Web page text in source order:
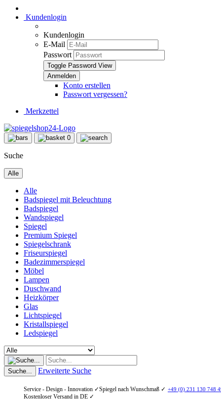
Kundenlogin
Kundenlogin
E-Mail
Passwort
Toggle Password View
Konto erstellen
Passwort vergessen?
Merkzettel
0
Suche
Alle
Alle
Badspiegel mit Beleuchtung
Badspiegel
Wandspiegel
Spiegel
Premium Spiegel
Spiegelschrank
Friseurspiegel
Badezimmerspiegel
Möbel
Lampen
Duschwand
Heizkörper
Glas
Lichtspiegel
Kristallspiegel
Ledspiegel
Suche... Erweiterte Suche
Service - Design - Innovation ✓Spiegel nach Wunschmaß ✓ +49 (0) 231 130 748
Kostenloser Versand in DE ✓